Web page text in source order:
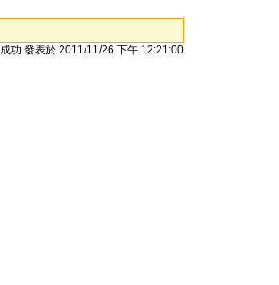
成功 發表於 2011/11/26 下午 12:21:00